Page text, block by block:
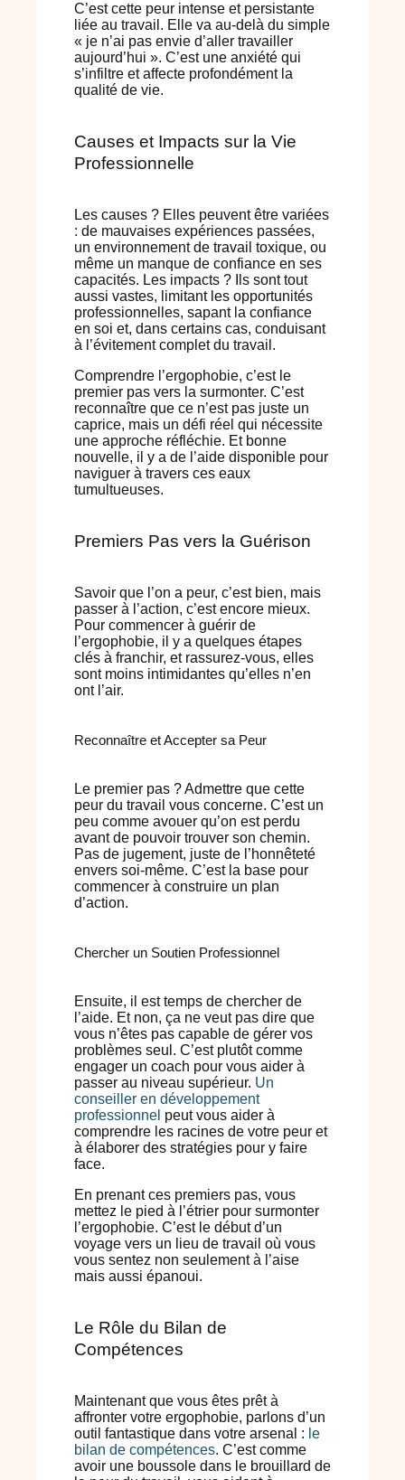
C’est cette peur intense et persistante
liée au travail. Elle va au-delà du simple
« je n’ai pas envie d’aller travailler
aujourd’hui ». C’est une anxiété qui
s’infiltre et affecte profondément la
qualité de vie.
Causes et Impacts sur la Vie
Professionnelle
Les causes ? Elles peuvent être variées
: de mauvaises expériences passées,
un environnement de travail toxique, ou
même un manque de confiance en ses
capacités. Les impacts ? Ils sont tout
aussi vastes, limitant les opportunités
professionnelles, sapant la confiance
en soi et, dans certains cas, conduisant
à l’évitement complet du travail.
Comprendre l’ergophobie, c’est le
premier pas vers la surmonter. C’est
reconnaître que ce n’est pas juste un
caprice, mais un défi réel qui nécessite
une approche réfléchie. Et bonne
nouvelle, il y a de l’aide disponible pour
naviguer à travers ces eaux
tumultueuses.
Premiers Pas vers la Guérison
Savoir que l’on a peur, c’est bien, mais
passer à l’action, c’est encore mieux.
Pour commencer à guérir de
l’ergophobie, il y a quelques étapes
clés à franchir, et rassurez-vous, elles
sont moins intimidantes qu’elles n’en
ont l’air.
Reconnaître et Accepter sa Peur
Le premier pas ? Admettre que cette
peur du travail vous concerne. C’est un
peu comme avouer qu’on est perdu
avant de pouvoir trouver son chemin.
Pas de jugement, juste de l’honnêteté
envers soi-même. C’est la base pour
commencer à construire un plan
d’action.
Chercher un Soutien Professionnel
Ensuite, il est temps de chercher de
l’aide. Et non, ça ne veut pas dire que
vous n’êtes pas capable de gérer vos
problèmes seul. C’est plutôt comme
engager un coach pour vous aider à
passer au niveau supérieur. Un
conseiller en développement
professionnel peut vous aider à
comprendre les racines de votre peur et
à élaborer des stratégies pour y faire
face.
En prenant ces premiers pas, vous
mettez le pied à l’étrier pour surmonter
l’ergophobie. C’est le début d’un
voyage vers un lieu de travail où vous
vous sentez non seulement à l’aise
mais aussi épanoui.
Le Rôle du Bilan de
Compétences
Maintenant que vous êtes prêt à
affronter votre ergophobie, parlons d’un
outil fantastique dans votre arsenal : le
bilan de compétences. C’est comme
avoir une boussole dans le brouillard de